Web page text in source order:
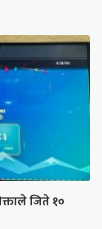
जिते १०